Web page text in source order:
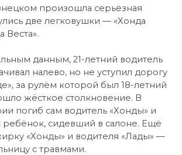
произошла серьёзная
две легковушки — «Хонда
Веста».
данным, 21-летний водитель
налево, но не уступил дорогу
за рулём которой был 18-летний
жёсткое столкновение. В
погиб сам водитель «Хонды» и
ребёнок, сидевший в салоне. Ещё
«Хонды» и водителя «Лады» —
с травмами.